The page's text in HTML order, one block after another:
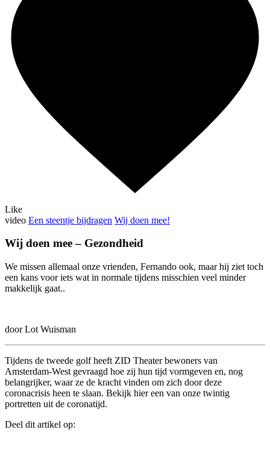
Like
video Een steentje bijdragen Wij doen mee!
Wij doen mee – Gezondheid
We missen allemaal onze vrienden, Fernando ook, maar hij ziet toch
een kans voor iets wat in normale tijdens misschien veel minder
makkelijk gaat..
door Lot Wuisman
Tijdens de tweede golf heeft ZID Theater bewoners van
Amsterdam-West gevraagd hoe zij hun tijd vormgeven en, nog
belangrijker, waar ze de kracht vinden om zich door deze
coronacrisis heen te slaan. Bekijk hier een van onze twintig
portretten uit de coronatijd.
Deel dit artikel op: